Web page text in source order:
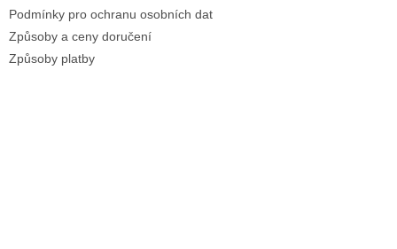
Podmínky pro ochranu osobních dat
Způsoby a ceny doručení
Způsoby platby